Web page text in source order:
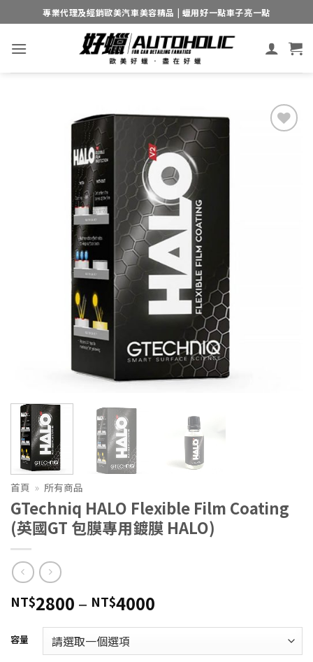
to
content
專業代理及經銷歐美汽車美容精品 | 蠟用好一點車子亮一點
首頁 » 所有商品
GTechniq HALO Flexible Film Coating
(英國GT 包膜專用鍍膜 HALO)
NT$2800 – NT$4000
範
圍：
容量